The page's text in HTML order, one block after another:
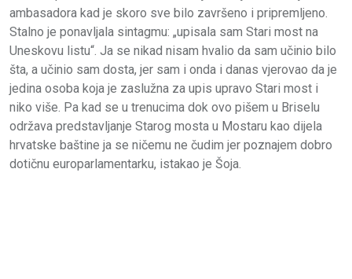
ambasadora kad je skoro sve bilo završeno i pripremljeno.
Stalno je ponavljala sintagmu: „upisala sam Stari most na
Uneskovu listu“. Ja se nikad nisam hvalio da sam učinio bilo
šta, a učinio sam dosta, jer sam i onda i danas vjerovao da je
jedina osoba koja je zaslužna za upis upravo Stari most i
niko više. Pa kad se u trenucima dok ovo pišem u Briselu
održava predstavljanje Starog mosta u Mostaru kao dijela
hrvatske baštine ja se ničemu ne čudim jer poznajem dobro
dotičnu europarlamentarku, istakao je Šoja.